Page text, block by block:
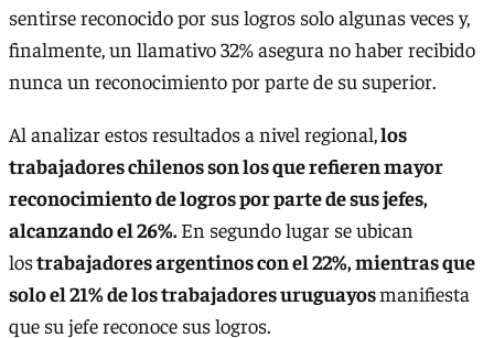
sentirse reconocido por sus logros solo algunas veces y,
finalmente, un llamativo 32% asegura no haber recibido
nunca un reconocimiento por parte de su superior.
Al analizar estos resultados a nivel regional,los
trabajadores chilenos son los que refieren mayor
reconocimiento de logros por parte de sus jefes,
alcanzando el 26%.En segundo lugar se ubican
lostrabajadores argentinos con el 22%, mientras que
solo el 21% de los trabajadores uruguayosmanifiesta
que su jefe reconoce sus logros.